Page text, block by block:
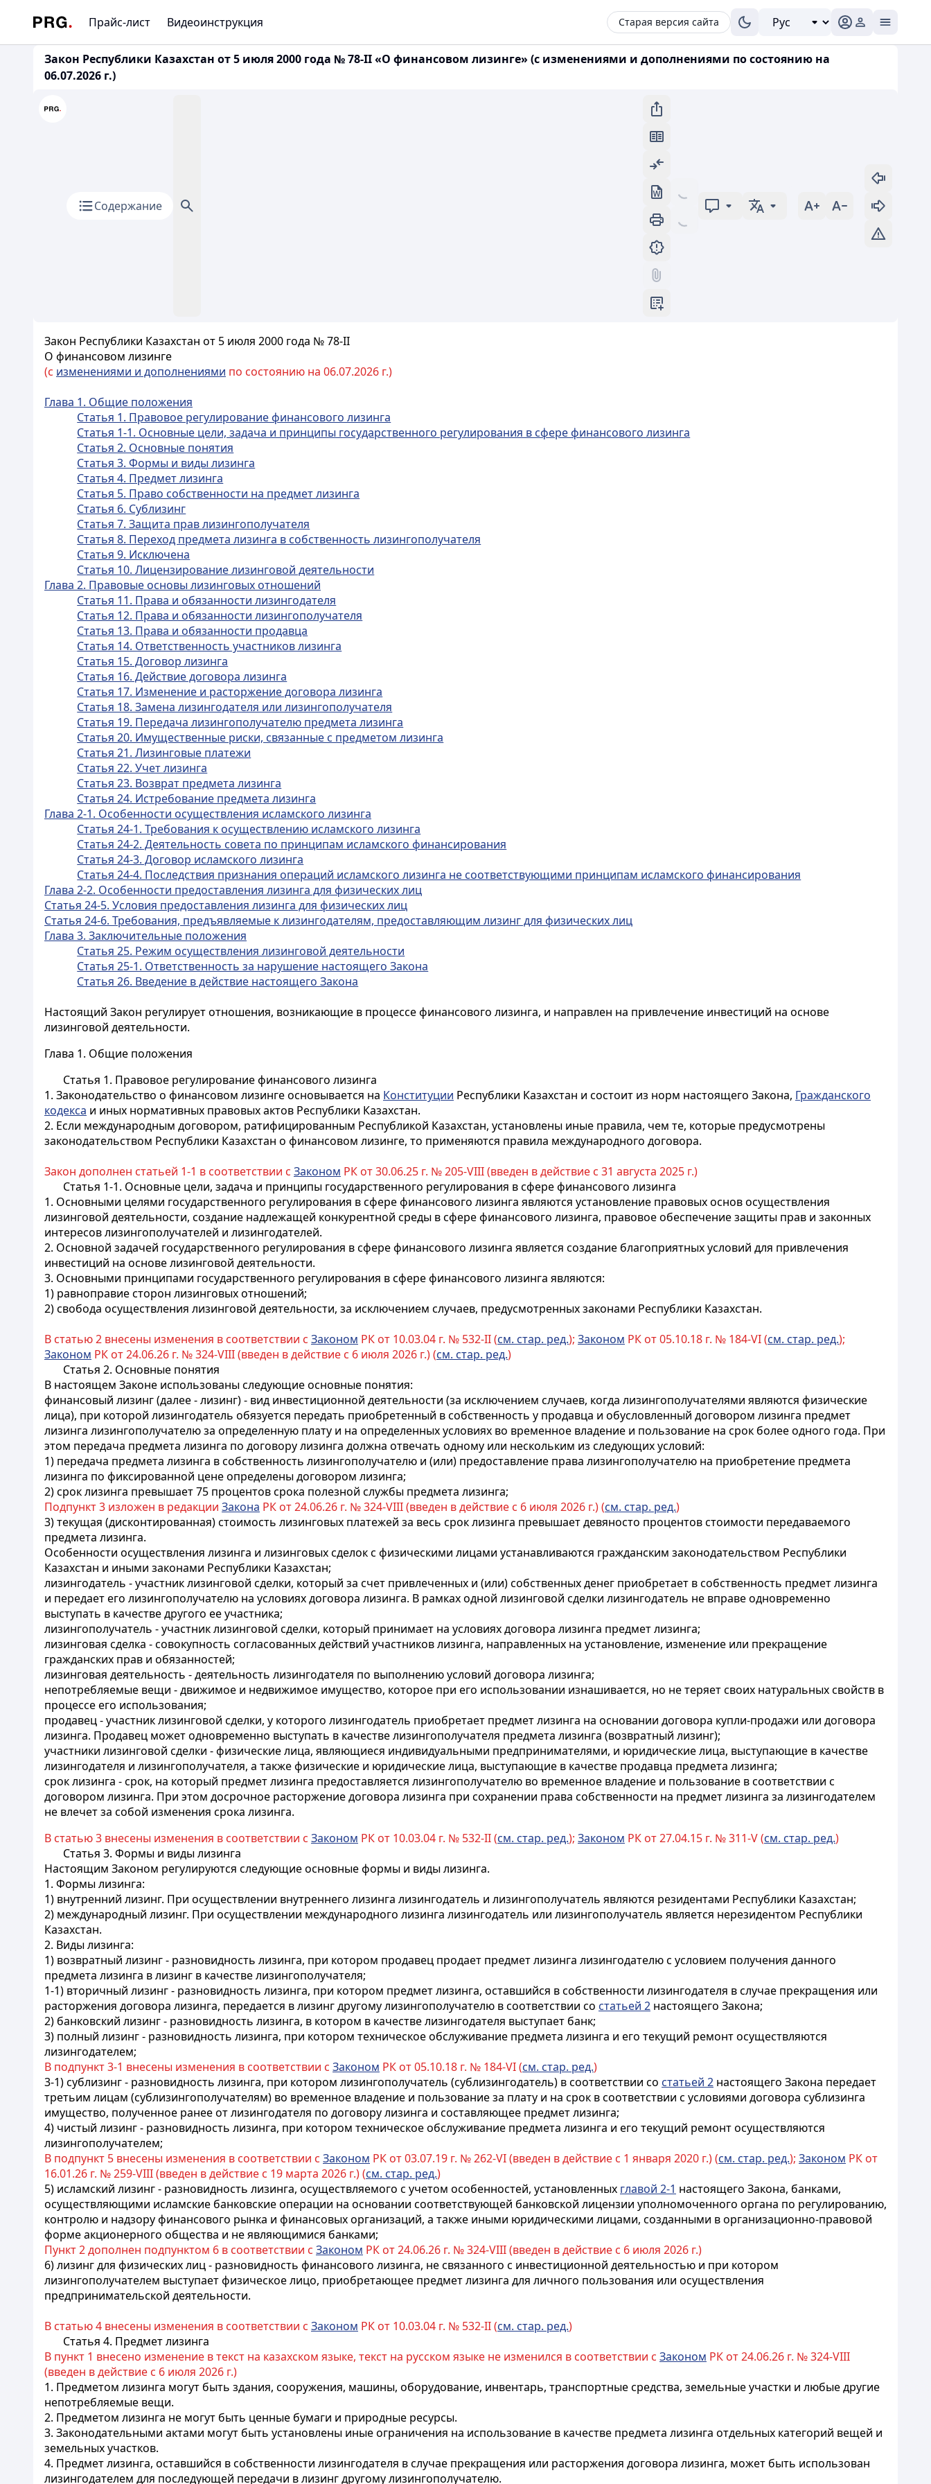
Прайс-лист Видеоинструкция Старая версия сайта
Закон Республики Казахстан от 5 июля 2000 года № 78-II «О финансовом лизинге» (с изменениями и дополнениями по состоянию на
06.07.2026 г.)
Содержание
Закон Республики Казахстан от 5 июля 2000 года № 78-II
О финансовом лизинге
(с изменениями и дополнениями по состоянию на 06.07.2026 г.)
Глава 1. Общие положения
Статья 1. Правовое регулирование финансового лизинга
Статья 1-1. Основные цели, задача и принципы государственного регулирования в сфере финансового лизинга
Статья 2. Основные понятия
Статья 3. Формы и виды лизинга
Статья 4. Предмет лизинга
Статья 5. Право собственности на предмет лизинга
Статья 6. Сублизинг
Статья 7. Защита прав лизингополучателя
Статья 8. Переход предмета лизинга в собственность лизингополучателя
Статья 9. Исключена
Статья 10. Лицензирование лизинговой деятельности
Глава 2. Правовые основы лизинговых отношений
Статья 11. Права и обязанности лизингодателя
Статья 12. Права и обязанности лизингополучателя
Статья 13. Права и обязанности продавца
Статья 14. Ответственность участников лизинга
Статья 15. Договор лизинга
Статья 16. Действие договора лизинга
Статья 17. Изменение и расторжение договора лизинга
Статья 18. Замена лизингодателя или лизингополучателя
Статья 19. Передача лизингополучателю предмета лизинга
Статья 20. Имущественные риски, связанные с предметом лизинга
Статья 21. Лизинговые платежи
Статья 22. Учет лизинга
Статья 23. Возврат предмета лизинга
Статья 24. Истребование предмета лизинга
Глава 2-1. Особенности осуществления исламского лизинга
Статья 24-1. Требования к осуществлению исламского лизинга
Статья 24-2. Деятельность совета по принципам исламского финансирования
Статья 24-3. Договор исламского лизинга
Статья 24-4. Последствия признания операций исламского лизинга не соответствующими принципам исламского финансирования
Глава 2-2. Особенности предоставления лизинга для физических лиц
Статья 24-5. Условия предоставления лизинга для физических лиц
Статья 24-6. Требования, предъявляемые к лизингодателям, предоставляющим лизинг для физических лиц
Глава 3. Заключительные положения
Статья 25. Режим осуществления лизинговой деятельности
Статья 25-1. Ответственность за нарушение настоящего Закона
Статья 26. Введение в действие настоящего Закона
Настоящий Закон регулирует отношения, возникающие в процессе финансового лизинга, и направлен на привлечение инвестиций на основе
лизинговой деятельности.
Глава 1. Общие положения
Статья 1. Правовое регулирование финансового лизинга
1. Законодательство о финансовом лизинге основывается на Конституции Республики Казахстан и состоит из норм настоящего Закона, Гражданского
кодекса и иных нормативных правовых актов Республики Казахстан.
2. Если международным договором, ратифицированным Республикой Казахстан, установлены иные правила, чем те, которые предусмотрены
законодательством Республики Казахстан о финансовом лизинге, то применяются правила международного договора.
Закон дополнен статьей 1-1 в соответствии с Законом РК от 30.06.25 г. № 205-VIII (введен в действие с 31 августа 2025 г.)
Статья 1-1. Основные цели, задача и принципы государственного регулирования в сфере финансового лизинга
1. Основными целями государственного регулирования в сфере финансового лизинга являются установление правовых основ осуществления
лизинговой деятельности, создание надлежащей конкурентной среды в сфере финансового лизинга, правовое обеспечение защиты прав и законных
интересов лизингополучателей и лизингодателей.
2. Основной задачей государственного регулирования в сфере финансового лизинга является создание благоприятных условий для привлечения
инвестиций на основе лизинговой деятельности.
3. Основными принципами государственного регулирования в сфере финансового лизинга являются:
1) равноправие сторон лизинговых отношений;
2) свобода осуществления лизинговой деятельности, за исключением случаев, предусмотренных законами Республики Казахстан.
В статью 2 внесены изменения в соответствии с Законом РК от 10.03.04 г. № 532-II (см. стар. ред.); Законом РК от 05.10.18 г. № 184-VI (см. стар. ред.);
Законом РК от 24.06.26 г. № 324-VIII (введен в действие с 6 июля 2026 г.) (см. стар. ред.)
Статья 2. Основные понятия
В настоящем Законе использованы следующие основные понятия:
финансовый лизинг (далее - лизинг) - вид инвестиционной деятельности (за исключением случаев, когда лизингополучателями являются физические
лица), при которой лизингодатель обязуется передать приобретенный в собственность у продавца и обусловленный договором лизинга предмет
лизинга лизингополучателю за определенную плату и на определенных условиях во временное владение и пользование на срок более одного года. При
этом передача предмета лизинга по договору лизинга должна отвечать одному или нескольким из следующих условий:
1) передача предмета лизинга в собственность лизингополучателю и (или) предоставление права лизингополучателю на приобретение предмета
лизинга по фиксированной цене определены договором лизинга;
2) срок лизинга превышает 75 процентов срока полезной службы предмета лизинга;
Подпункт 3 изложен в редакции Закона РК от 24.06.26 г. № 324-VIII (введен в действие с 6 июля 2026 г.) (см. стар. ред.)
3) текущая (дисконтированная) стоимость лизинговых платежей за весь срок лизинга превышает девяносто процентов стоимости передаваемого
предмета лизинга.
Особенности осуществления лизинга и лизинговых сделок с физическими лицами устанавливаются гражданским законодательством Республики
Казахстан и иными законами Республики Казахстан;
лизингодатель - участник лизинговой сделки, который за счет привлеченных и (или) собственных денег приобретает в собственность предмет лизинга
и передает его лизингополучателю на условиях договора лизинга. В рамках одной лизинговой сделки лизингодатель не вправе одновременно
выступать в качестве другого ее участника;
лизингополучатель - участник лизинговой сделки, который принимает на условиях договора лизинга предмет лизинга;
лизинговая сделка - совокупность согласованных действий участников лизинга, направленных на установление, изменение или прекращение
гражданских прав и обязанностей;
лизинговая деятельность - деятельность лизингодателя по выполнению условий договора лизинга;
непотребляемые вещи - движимое и недвижимое имущество, которое при его использовании изнашивается, но не теряет своих натуральных свойств в
процессе его использования;
продавец - участник лизинговой сделки, у которого лизингодатель приобретает предмет лизинга на основании договора купли-продажи или договора
лизинга. Продавец может одновременно выступать в качестве лизингополучателя предмета лизинга (возвратный лизинг);
участники лизинговой сделки - физические лица, являющиеся индивидуальными предпринимателями, и юридическиелица, выступающие в качестве
лизингодателя и лизингополучателя, а также физические и юридические лица, выступающие в качестве продавца предмета лизинга;
срок лизинга - срок, на который предмет лизинга предоставляется лизингополучателю во временное владение и пользование в соответствии с
договором лизинга. При этом досрочное расторжение договора лизинга при сохранении права собственности на предмет лизинга за лизингодателем
не влечет за собой изменения срока лизинга.
В статью 3 внесены изменения в соответствии с Законом РК от 10.03.04 г. № 532-II (см. стар. ред.); Законом РК от 27.04.15 г. № 311-V (см. стар. ред.)
Статья 3. Формы и виды лизинга
Настоящим Законом регулируются следующие основные формы и виды лизинга.
1. Формы лизинга:
1) внутренний лизинг. При осуществлении внутреннего лизинга лизингодатель и лизингополучатель являются резидентами Республики Казахстан;
2) международный лизинг. При осуществлении международного лизинга лизингодатель или лизингополучатель является нерезидентом Республики
Казахстан.
2. Виды лизинга:
1) возвратный лизинг - разновидность лизинга, при котором продавец продает предмет лизинга лизингодателю с условием получения данного
предмета лизинга в лизинг в качестве лизингополучателя;
1-1) вторичный лизинг - разновидность лизинга, при котором предмет лизинга, оставшийся в собственности лизингодателя в случае прекращения или
расторжения договора лизинга, передается в лизинг другому лизингополучателю в соответствии со статьей 2 настоящего Закона;
2) банковский лизинг - разновидность лизинга, в котором в качестве лизингодателя выступает банк;
3) полный лизинг - разновидность лизинга, при котором техническое обслуживание предмета лизинга и его текущий ремонт осуществляются
лизингодателем;
В подпункт 3-1 внесены изменения в соответствии с Законом РК от 05.10.18 г. № 184-VI (см. стар. ред.)
3-1) сублизинг - разновидность лизинга, при котором лизингополучатель (сублизингодатель) в соответствии со статьей 2 настоящего Закона передает
третьим лицам (сублизингополучателям) во временное владение и пользование за плату и на срок в соответствии с условиями договора сублизинга
имущество, полученное ранее от лизингодателя по договору лизинга и составляющее предмет лизинга;
4) чистый лизинг - разновидность лизинга, при котором техническое обслуживание предмета лизинга и его текущий ремонт осуществляются
лизингополучателем;
В подпункт 5 внесены изменения в соответствии с Законом РК от 03.07.19 г. № 262-VI (введен в действие с 1 января 2020 г.) (см. стар. ред.); Законом РК от
16.01.26 г. № 259-VIII (введен в действие с 19 марта 2026 г.) (см. стар. ред.)
5) исламский лизинг - разновидность лизинга, осуществляемого с учетом особенностей, установленных главой 2-1 настоящего Закона, банками,
осуществляющими исламские банковские операции на основании соответствующей банковской лицензии уполномоченного органа по регулированию,
контролю и надзору финансового рынка и финансовых организаций, а также иными юридическими лицами, созданными в организационно-правовой
форме акционерного общества и не являющимися банками;
Пункт 2 дополнен подпунктом 6 в соответствии с Законом РК от 24.06.26 г. № 324-VIII (введен в действие с 6 июля 2026 г.)
6) лизинг для физических лиц - разновидность финансового лизинга, не связанного с инвестиционной деятельностью и при котором
лизингополучателем выступает физическое лицо, приобретающее предмет лизинга для личного пользования или осуществления
предпринимательской деятельности.
В статью 4 внесены изменения в соответствии с Законом РК от 10.03.04 г. № 532-II (см. стар. ред.)
Статья 4. Предмет лизинга
В пункт 1 внесено изменение в текст на казахском языке, текст на русском языке не изменился в соответствии с Законом РК от 24.06.26 г. № 324-VIII
(введен в действие с 6 июля 2026 г.)
1. Предметом лизинга могут быть здания, сооружения, машины, оборудование, инвентарь, транспортные средства, земельные участки и любые другие
непотребляемые вещи.
2. Предметом лизинга не могут быть ценные бумаги и природные ресурсы.
3. Законодательными актами могут быть установлены иные ограничения на использование в качестве предмета лизинга отдельных категорий вещей и
земельных участков.
4. Предмет лизинга, оставшийся в собственности лизингодателя в случае прекращения или расторжения договора лизинга, может быть использован
лизингодателем для последующей передачи в лизинг другому лизингополучателю.